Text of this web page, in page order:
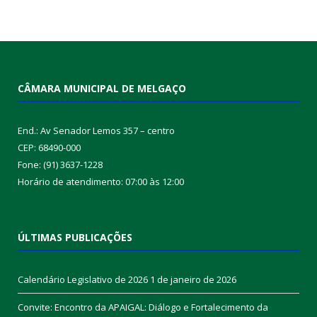
CÂMARA MUNICIPAL DE MELGAÇO
End.: Av Senador Lemos 357 – centro
CEP: 68490-000
Fone: (91) 3637-1228
Horário de atendimento: 07:00 às 12:00
ÚLTIMAS PUBLICAÇÕES
Calendário Legislativo de 2026 1 de janeiro de 2026
Convite: Encontro da APAIGAL: Diálogo e Fortalecimento da